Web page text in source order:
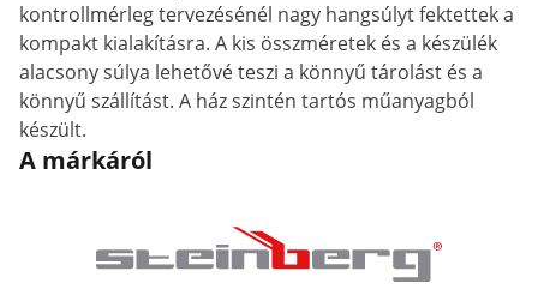
kontrollmérleg tervezésénél nagy hangsúlyt fektettek a
kompakt kialakításra. A kis összméretek és a készülék
alacsony súlya lehetővé teszi a könnyű tárolást és a
könnyű szállítást. A ház szintén tartós műanyagból
készült.
A márkáról